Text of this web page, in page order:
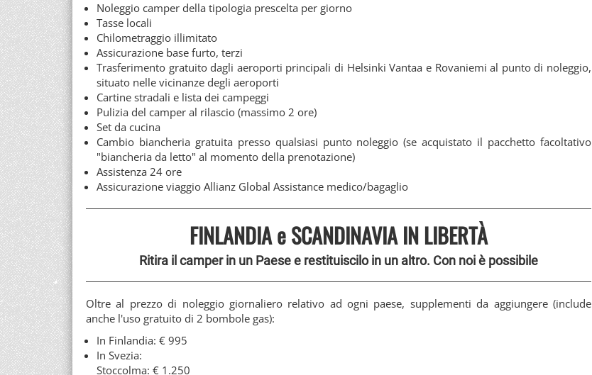
Noleggio camper della tipologia prescelta per giorno
Tasse locali
Chilometraggio illimitato
Assicurazione base furto, terzi
Trasferimento gratuito dagli aeroporti principali di Helsinki Vantaa e Rovaniemi al punto di noleggio,
situato nelle vicinanze degli aeroporti
Cartine stradali e lista dei campeggi
Pulizia del camper al rilascio (massimo 2 ore)
Set da cucina
Cambio biancheria gratuita presso qualsiasi punto noleggio (se acquistato il pacchetto facoltativo
"biancheria da letto" al momento della prenotazione)
Assistenza 24 ore
Assicurazione viaggio Allianz Global Assistance medico/bagaglio
FINLANDIA e SCANDINAVIA IN LIBERTÀ
Ritira il camper in un Paese e restituiscilo in un altro. Con noi è possibile
Oltre al prezzo di noleggio giornaliero relativo ad ogni paese, supplementi da aggiungere (include
anche l'uso gratuito di 2 bombole gas):
In Finlandia: € 995
In Svezia:
Stoccolma: € 1.250